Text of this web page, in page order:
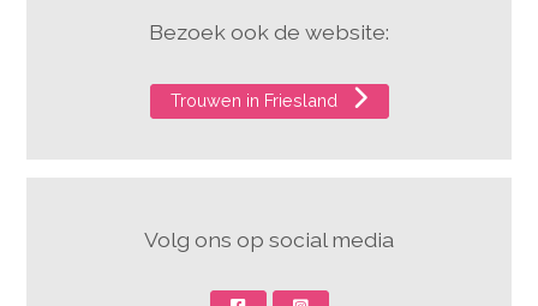
Bezoek ook de website:
Trouwen in Friesland
Volg ons op social media